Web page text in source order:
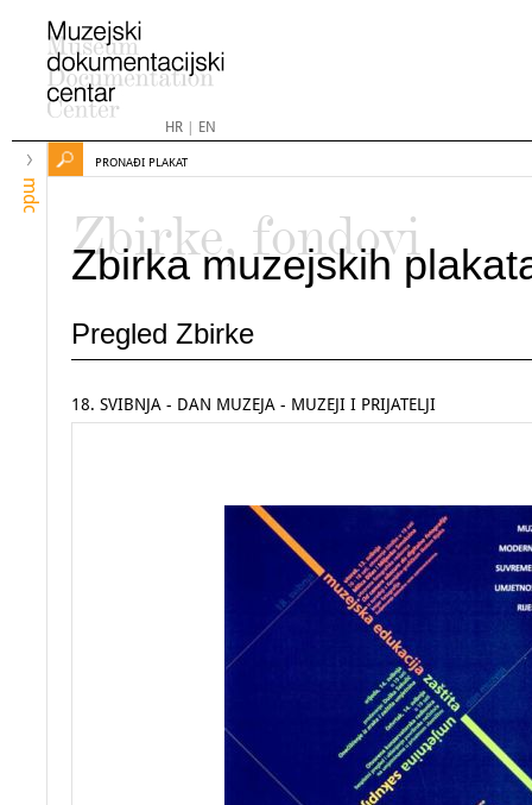
HR| EN
mdc
PRONAĐI PLAKAT
Zbirke, fondovi
Zbirka muzejskih
Pregled Zbirke
18. SVIBNJA - DAN MUZEJA - MUZEJI I PRIJATELJI